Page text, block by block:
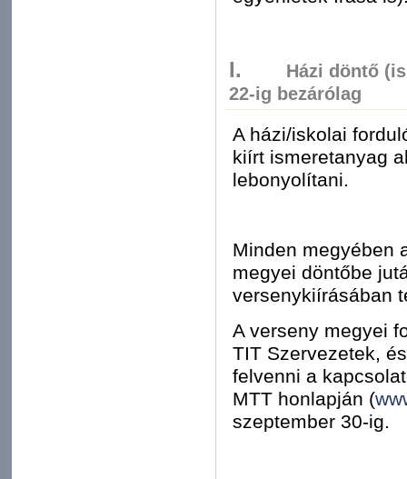
I.
Házi döntő
22-ig bezárólag
A házi/iskolai
kiírt ismeretanyag
lebonyolítani.
Minden megyében
megyei döntőbe
versenykiírásában
A verseny megyei
TIT Szervezetek,
felvenni a
MTT honlapján (
szeptember 30-ig.